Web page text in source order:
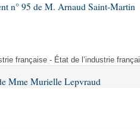
n° 95 de M. Arnaud Saint-Martin
française - État de l’industrie
Mme Murielle Lepvraud